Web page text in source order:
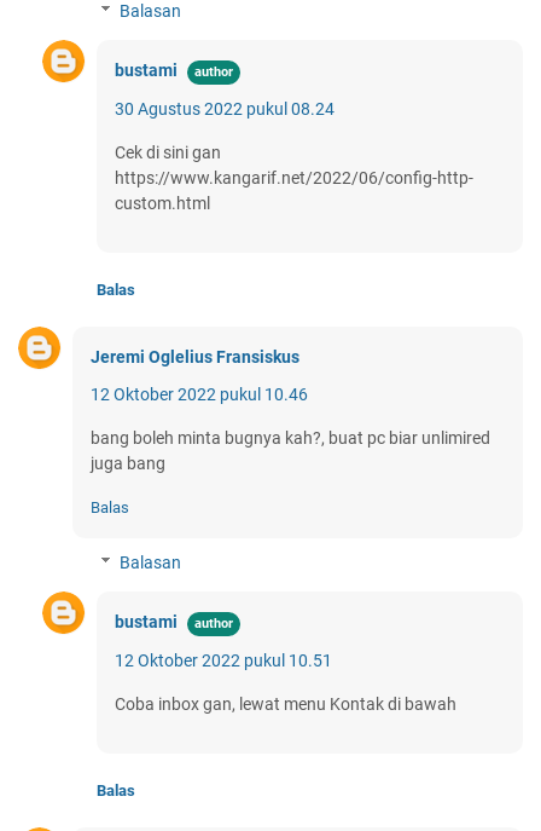
Balasan
bustami
30 Agustus 2022 pukul 08.24
Cek di sini gan
https://www.kangarif.net/2022/06/config-http-
custom.html
Balas
Jeremi Oglelius Fransiskus
12 Oktober 2022 pukul 10.46
bang boleh minta bugnya kah?, buat pc biar unlimired
juga bang
Balas
Balasan
bustami
12 Oktober 2022 pukul 10.51
Coba inbox gan, lewat menu Kontak di bawah
Balas